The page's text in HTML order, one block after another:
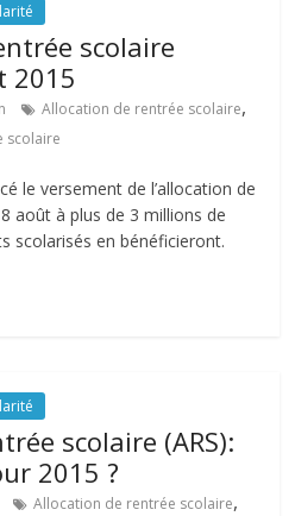
scolaire
2015
Allocation de rentrée scolaire,
scolaire
le versement de l’allocation de
août à plus de 3 millions de
scolarisés en bénéficieront.
scolaire (ARS):
2015 ?
Allocation de rentrée scolaire,